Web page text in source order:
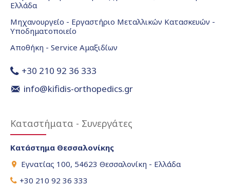
Ελλάδα
Μηχανουργείο - Εργαστήριο Μεταλλικών Κατασκευών -
Υποδηματοποιείο
Αποθήκη - Service Αμαξιδίων
+30 210 92 36 333
info@kifidis-orthopedics.gr
Καταστήματα - Συνεργάτες
Κατάστημα Θεσσαλονίκης
Εγνατίας 100, 54623 Θεσσαλονίκη - Ελλάδα
+30 210 92 36 333